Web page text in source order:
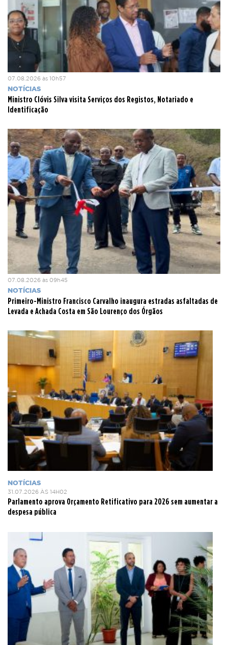
07.08.2026 às 10h57
NOTÍCIAS
Ministro Clóvis Silva visita Serviços dos Registos, Notariado e
Identificação
07.08.2026 às 09h45
NOTÍCIAS
Primeiro-Ministro Francisco Carvalho inaugura estradas asfaltadas de
Levada e Achada Costa em São Lourenço dos Órgãos
NOTÍCIAS
31.07.2026 ÀS 14H02
Parlamento aprova Orçamento Retificativo para 2026 sem aumentar a
despesa pública